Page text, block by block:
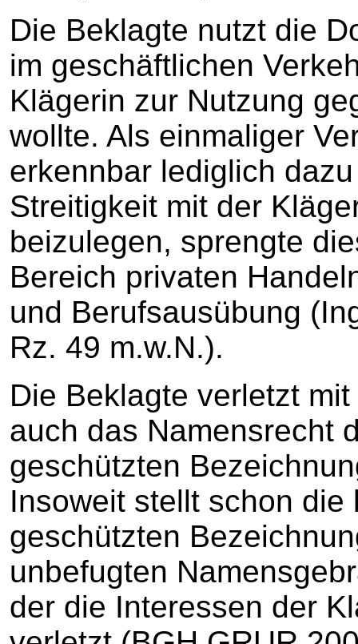
Die Beklagte nutzt die
im geschäftlichen
Klägerin zur Nutzung
wollte. Als einmaliger
erkennbar lediglich
Streitigkeit mit der
beizulegen, sprengte
Bereich privaten
und Berufsausübung
Rz. 49 m.w.N.).
Die Beklagte verletzt
auch das Namensrecht
geschützten
Insoweit stellt schon
geschützten
unbefugten
der die Interessen der